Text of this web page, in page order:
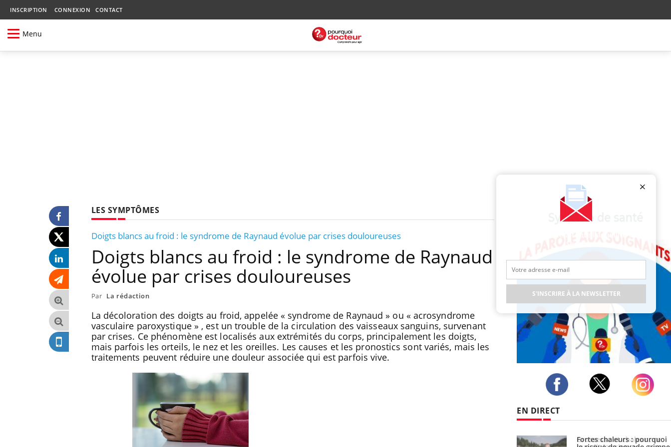
INSCRIPTION CONNEXION CONTACT
Menu
LES SYMPTÔMES
Doigts blancs au froid : le syndrome de Raynaud évolue par crises douloureuses
Doigts blancs au froid : le syndrome de Raynaud
évolue par crises douloureuses
Par La rédaction
La décoloration des doigts au froid, appelée « syndrome de Raynaud » ou « acrosyndrome
vasculaire paroxystique » , est un trouble de la circulation des vaisseaux sanguins, survenant
par crises. Ce phénomène est localisés aux extrémités du corps, principalement les doigts,
mais parfois les orteils, le nez et les oreilles. Les causes et les pronostics sont variés, mais les
traitements peuvent réduire une douleur associée qui est parfois vive.
EN DIRECT
Chikungunya, dengue, West Grossesse et chaleur : ce
S'INSCRIRE À LA NEWSLETTER